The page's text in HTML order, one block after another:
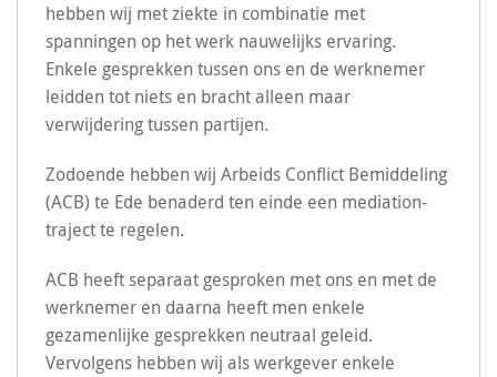
hebben wij met ziekte in combinatie met
spanningen op het werk nauwelijks ervaring.
Enkele gesprekken tussen ons en de werknemer
leidden tot niets en bracht alleen maar
verwijdering tussen partijen.
Zodoende hebben wij Arbeids Conflict Bemiddeling
(ACB) te Ede benaderd ten einde een mediation-
traject te regelen.
ACB heeft separaat gesproken met ons en met de
werknemer en daarna heeft men enkele
gezamenlijke gesprekken neutraal geleid.
Vervolgens hebben wij als werkgever enkele